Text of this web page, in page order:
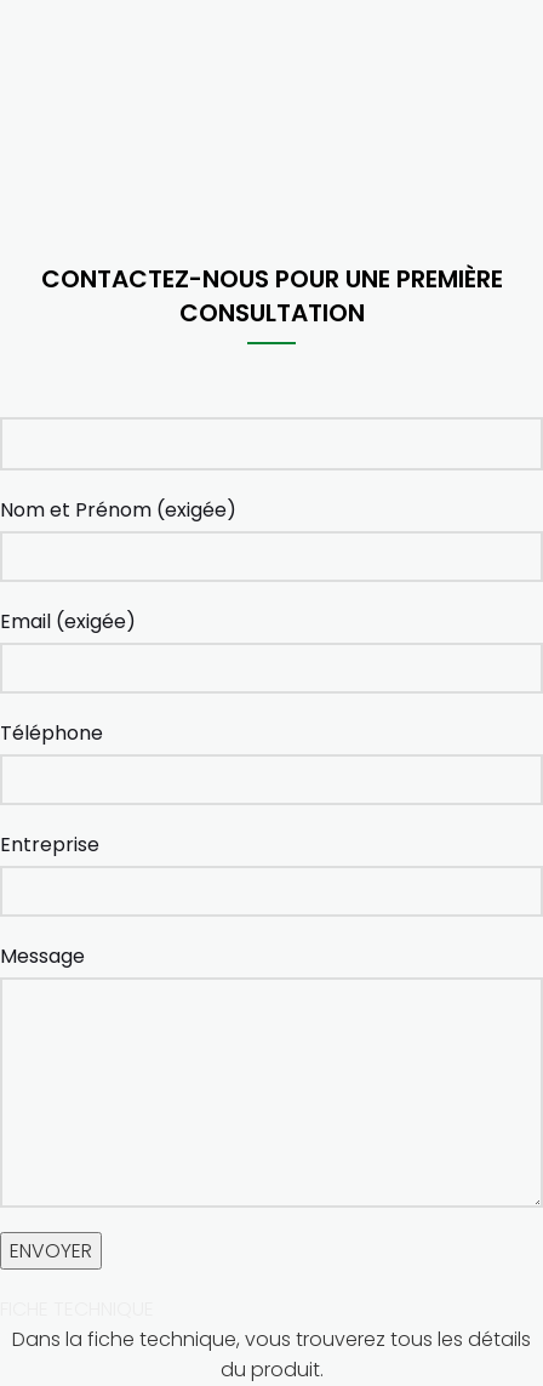
CONTACTEZ-NOUS POUR UNE PREMIÈRE
CONSULTATION
Nom et Prénom (exigée)
Email (exigée)
Téléphone
Entreprise
Message
Dans la fiche technique, vous trouverez tous les détails
du produit.